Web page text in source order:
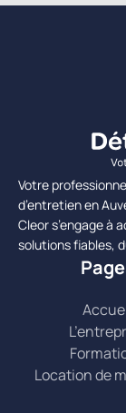
Votre
d’entretien en
Cleor s’engage à
solutions fiables,
Location de